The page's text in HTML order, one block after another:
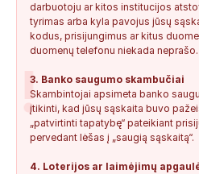
!
darbuotoju ar kitos institucijos
tyrimas arba kyla pavojus jūsų
kodus, prisijungimus ar kitus
duomenų telefonu niekada neprašo.
3. Banko saugumo skambučiai
Skambintojai apsimeta banko
įtikinti, kad jūsų sąskaita buvo
„patvirtinti tapatybę“ pateikiant
pervedant lėšas į „saugią sąskaitą“.
4. Loterijos ar laimėjimų